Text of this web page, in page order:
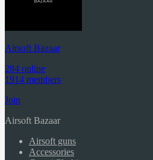
Airsoft Bazaar
284 online
1914 members
Join
Airsoft Bazaar
Airsoft guns
Accessories